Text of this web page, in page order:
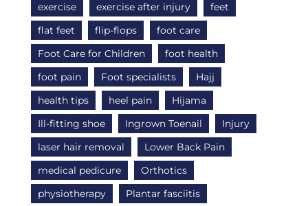
exercise
exercise after injury
feet
flat feet
flip-flops
foot care
Foot Care for Children
foot health
foot pain
Foot specialists
Hajj
health tips
heel pain
Hijama
Ill-fitting shoe
Ingrown Toenail
Injury
laser hair removal
Lower Back Pain
medical pedicure
Orthotics
physiotherapy
Plantar fasciitis